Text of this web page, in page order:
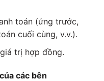
toán (ứng trước,
cuối cùng, v.v.).
trị hợp đồng.
các bên